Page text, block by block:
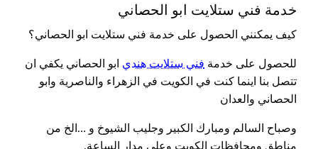
خدمة فني ستلايت ابو الحصاني
كيف يمكنني الحصول على خدمة فني ستلايت ابو الحصاني؟
للحصول على خدمة فني ستلايت هندي ابو الحصاني يكفي ان
تتصل بنا اينما كنت في الكويت في الزهراء والناصرية وابو
الحصاني والعدان
وصباح السالم ومبارك الكبير وجليب الشيوخ و …الخ من
مناطق ومحافظات الكويت وعلى مدار الساعة.